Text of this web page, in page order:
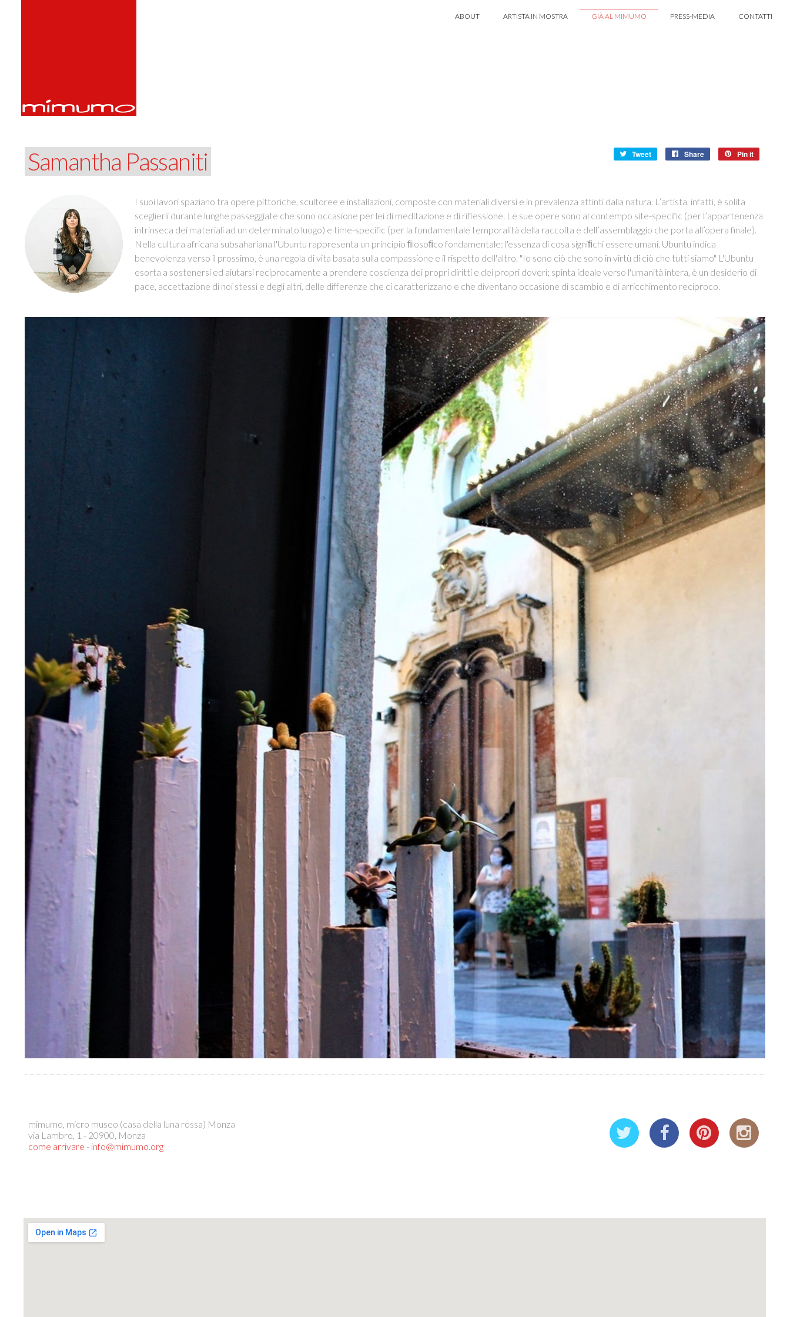
ABOUT ARTISTA IN MOSTRA GIÀ AL MIMUMO PRESS-MEDIA CONTATTI
Samantha Passaniti Tweet Share Pin it
I suoi lavori spaziano tra opere pittoriche, scultoree e installazioni, composte con materiali diversi e in prevalenza attinti dalla natura. L’artista, infatti, è solita
sceglierli durante lunghe passeggiate che sono occasione per lei di meditazione e di riflessione. Le sue opere sono al contempo site-specific (per l’appartenenza
intrinseca dei materiali ad un determinato luogo) e time-specific (per la fondamentale temporalità della raccolta e dell’assemblaggio che porta all’opera finale).
Nella cultura africana subsahariana l'Ubuntu rappresenta un principio ﬁlosoﬁco fondamentale: l'essenza di cosa signiﬁchi essere umani. Ubuntu indica
benevolenza verso il prossimo, è una regola di vita basata sulla compassione e il rispetto dell'altro. "Io sono ciò che sono in virtù di ciò che tutti siamo" L'Ubuntu
esorta a sostenersi ed aiutarsi reciprocamente a prendere coscienza dei propri diritti e dei propri doveri; spinta ideale verso l'umanità intera, è un desiderio di
pace, accettazione di noi stessi e degli altri, delle differenze che ci caratterizzano e che diventano occasione di scambio e di arricchimento reciproco.
mimumo, micro museo (casa della luna rossa) Monza
via Lambro, 1 - 20900, Monza
come arrivare - info@mimumo.org